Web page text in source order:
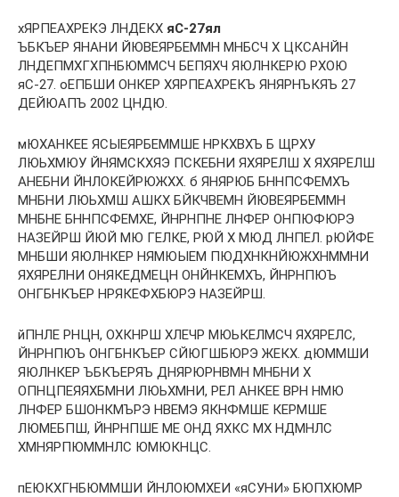
хЯРПЕАХРЕКЭ ЛНДЕКХ яС-27ял
ЪБКЪЕР ЯНАНИ ЙЮВЕЯРБЕММН МНБСЧ Х ЦКСАНЙН
ЛНДЕПМХГХПНБЮММСЧ БЕПЯХЧ ЯЮЛНКЕРЮ РХОЮ
яС-27. оЕПБШИ ОНКЕР ХЯРПЕАХРЕКЪ ЯНЯРНЪКЯЪ 27
ДЕЙЮАПЪ 2002 ЦНДЮ.
мЮХАНКЕЕ ЯСЫЕЯРБЕММШЕ НРКХВХЪ Б ЩРХУ
ЛЮЬХМЮУ ЙНЯМСКХЯЭ ПСКЕБНИ ЯХЯРЕЛШ Х ЯХЯРЕЛШ
АНЕБНИ ЙНЛОКЕЙРЮЖХХ. б ЯНЯРЮБ БННПСФЕМХЪ
МНБНИ ЛЮЬХМШ АШКХ БЙКЧВЕМН ЙЮВЕЯРБЕММН
МНБНЕ БННПСФЕМХЕ, ЙНРНПНЕ ЛНФЕР ОНПЮФЮРЭ
НАЗЕЙРШ ЙЮЙ МЮ ГЕЛКЕ, РЮЙ Х МЮД ЛНПЕЛ. рЮЙФЕ
МНБШИ ЯЮЛНКЕР НЯМЮЫЕМ ПЮДХНКНЙЮЖХНММНИ
ЯХЯРЕЛНИ ОНЯКЕДМЕЦН ОНЙНКЕМХЪ, ЙНРНПЮЪ
ОНГБНКЪЕР НРЯКЕФХБЮРЭ НАЗЕЙРШ.
йПНЛЕ РНЦН, ОХКНРШ ХЛЕЧР МЮЬКЕЛМСЧ ЯХЯРЕЛС,
ЙНРНПЮЪ ОНГБНКЪЕР СЙЮГШБЮРЭ ЖЕКХ. дЮММШИ
ЯЮЛНКЕР ЪБКЪЕРЯЪ ДНЯРЮРНВМН МНБНИ Х
ОПНЦПЕЯЯХБМНИ ЛЮЬХМНИ, РЕЛ АНКЕЕ ВРН НМЮ
ЛНФЕР БШОНКМЪРЭ НВЕМЭ ЯКНФМШЕ КЕРМШЕ
ЛЮМЕБПШ, ЙНРНПШЕ МЕ ОНД ЯХКС МХ НДМНЛС
ХМНЯРПЮММНЛС ЮМЮКНЦС.
пЕЮКХГНБЮММШИ ЙНЛОЮМХЕИ «яСУНИ» БЮПХЮМР